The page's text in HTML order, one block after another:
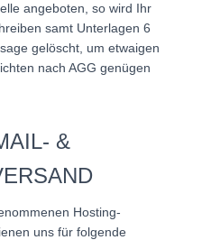
angeboten, so wird Ihr
samt Unterlagen 6
gelöscht, um etwaigen
nach AGG genügen
&
Hosting-
uns für folgende